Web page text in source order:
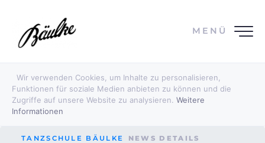
MENÜ
Wir verwenden Cookies, um Inhalte zu personalisieren,
Funktionen für soziale Medien anbieten zu können und die
Zugriffe auf unsere Website zu analysieren. Weitere
Informationen
TANZSCHULE BÄULKE NEWS DETAILS